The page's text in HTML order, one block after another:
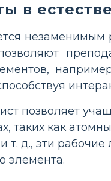
в
незаменимым
позволяет
таких как
т. д., эти
элемента.